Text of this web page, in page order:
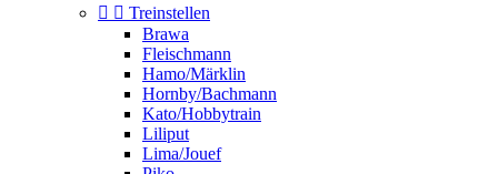
  Treinstellen
Brawa
Fleischmann
Hamo/Märklin
Hornby/Bachmann
Kato/Hobbytrain
Liliput
Lima/Jouef